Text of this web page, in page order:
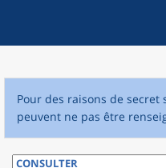
Pour des raisons de
peuvent ne pas être